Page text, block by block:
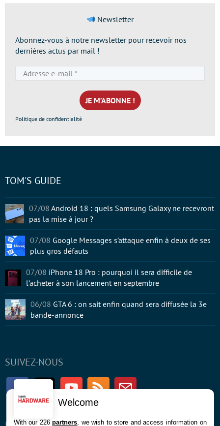
Newsletter
Abonnez-vous à notre newsletter pour recevoir nos
dernières actus par mail !
e-
mail
*
Politique de confidentialité
SUIVEZ-NOUS
FacebookTwitter Youtube RSS Newsletter
TOM'S GUIDE
07/08 Android 18 : quels Samsung Galaxy ne recevront
pas la mise à jour ?
07/08 Google Messages s’attaque enfin à deux de ses
plus gros défauts
07/08 iPhone 18 Pro : pourquoi il sera difficile de
l’acheter à son lancement en septembre
06/08 GTA 6 : on sait enfin quand sera diffusée la 3e
bande-annonce
Welcome
With our 226partners , we wish to store and access information on